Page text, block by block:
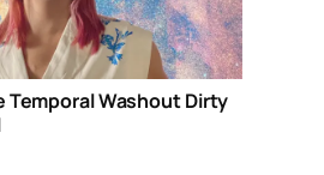
Washout Dirty